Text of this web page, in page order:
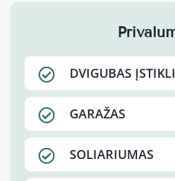
DVIGUBAS
GARAŽAS
SOLIARIUMAS